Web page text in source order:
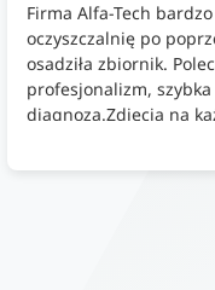
Firma Alfa-Tech
oczyszczalnię po
osadziła zbiornik.
profesjonalizm,
diagnoza.Zdjęcia na
doradztwo.Dobrze
Podsumowując ekipa